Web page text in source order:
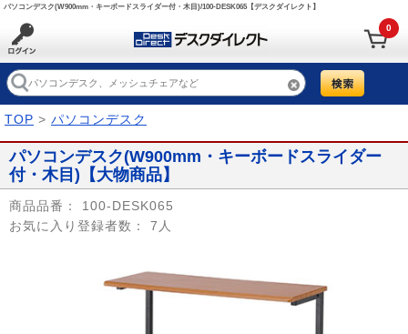
パソコンデスク(W900mm・キーボードスライダー付・木目)/100-DESK065【デスクダイレクト】
0
TOP > パソコンデスク
パソコンデスク(W900mm・キーボードスライダー
付・木目)【大物商品】
商品品番：
100-DESK065
お気に入り登録者数：
7人